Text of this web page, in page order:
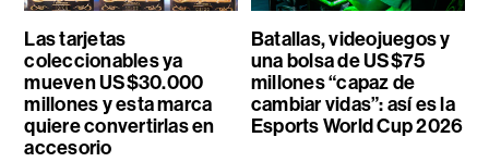
Las tarjetas
coleccionables ya
mueven US$30.000
millones y esta marca
quiere convertirlas en
accesorio
Batallas, videojuegos y
una bolsa de US$75
millones “capaz de
cambiar vidas”: así es la
Esports World Cup 2026